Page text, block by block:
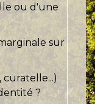
ou d'une
sur
?